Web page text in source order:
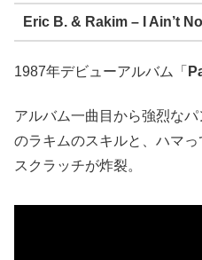
Eric B. & Rakim – I Ain’t
1987年デビューアルバム「
アルバム一曲目から強烈な
のラキムのスキルと、ハマっ
スクラッチが炸裂。